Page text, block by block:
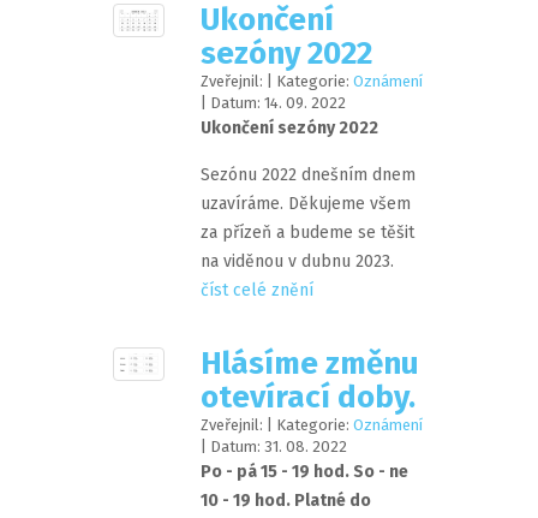
Ukončení
sezóny 2022
Zveřejnil: | Kategorie: Oznámení
| Datum: 14. 09. 2022
Ukončení sezóny 2022
Sezónu 2022 dnešním dnem
uzavíráme. Děkujeme všem
za přízeň a budeme se těšit
na viděnou v dubnu 2023.
číst celé znění
Hlásíme změnu
otevírací doby.
Zveřejnil: | Kategorie: Oznámení
| Datum: 31. 08. 2022
Po - pá 15 - 19 hod. So - ne
10 - 19 hod. Platné do